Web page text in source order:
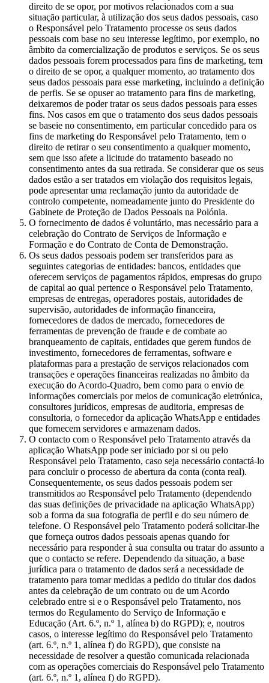
direito de se opor, por motivos relacionados com a sua
situação particular, à utilização dos seus dados pessoais, caso
o Responsável pelo Tratamento processe os seus dados
pessoais com base no seu interesse legítimo, por exemplo, no
âmbito da comercialização de produtos e serviços. Se os seus
dados pessoais forem processados para fins de marketing, tem
o direito de se opor, a qualquer momento, ao tratamento dos
seus dados pessoais para esse marketing, incluindo a definição
de perfis. Se se opuser ao tratamento para fins de marketing,
deixaremos de poder tratar os seus dados pessoais para esses
fins. Nos casos em que o tratamento dos seus dados pessoais
se baseie no consentimento, em particular concedido para os
fins de marketing do Responsável pelo Tratamento, tem o
direito de retirar o seu consentimento a qualquer momento,
sem que isso afete a licitude do tratamento baseado no
consentimento antes da sua retirada. Se considerar que os seus
dados estão a ser tratados em violação dos requisitos legais,
pode apresentar uma reclamação junto da autoridade de
controlo competente, nomeadamente junto do Presidente do
Gabinete de Proteção de Dados Pessoais na Polónia.
O fornecimento de dados é voluntário, mas necessário para a
celebração do Contrato de Serviços de Informação e
Formação e do Contrato de Conta de Demonstração.
Os seus dados pessoais podem ser transferidos para as
seguintes categorias de entidades: bancos, entidades que
oferecem serviços de pagamentos rápidos, empresas do grupo
de capital ao qual pertence o Responsável pelo Tratamento,
empresas de entregas, operadores postais, autoridades de
supervisão, autoridades de informação financeira,
fornecedores de dados de mercado, fornecedores de
ferramentas de prevenção de fraude e de combate ao
branqueamento de capitais, entidades que gerem fundos de
investimento, fornecedores de ferramentas, software e
plataformas para a prestação de serviços relacionados com
transações e operações financeiras realizadas no âmbito da
execução do Acordo-Quadro, bem como para o envio de
informações comerciais por meios de comunicação eletrónica,
consultores jurídicos, empresas de auditoria, empresas de
consultoria, o fornecedor da aplicação WhatsApp e entidades
que fornecem servidores e armazenam dados.
O contacto com o Responsável pelo Tratamento através da
aplicação WhatsApp pode ser iniciado por si ou pelo
Responsável pelo Tratamento, caso seja necessário contactá-lo
para concluir o processo de abertura da conta (conta real).
Consequentemente, os seus dados pessoais podem ser
transmitidos ao Responsável pelo Tratamento (dependendo
das suas definições de privacidade na aplicação WhatsApp)
sob a forma da sua fotografia de perfil e do seu número de
telefone. O Responsável pelo Tratamento poderá solicitar-lhe
que forneça outros dados pessoais apenas quando for
necessário para responder à sua consulta ou tratar do assunto a
que o contacto se refere. Dependendo da situação, a base
jurídica para o tratamento de dados será a necessidade de
tratamento para tomar medidas a pedido do titular dos dados
antes da celebração de um contrato ou de um Acordo
celebrado entre si e o Responsável pelo Tratamento, nos
termos do Regulamento do Serviço de Informação e
Educação (Art. 6.º, n.º 1, alínea b) do RGPD); e, noutros
casos, o interesse legítimo do Responsável pelo Tratamento
(art. 6.º, n.º 1, alínea f) do RGPD), que consiste na
necessidade de resolver a questão comunicada relacionada
com as operações comerciais do Responsável pelo Tratamento
(art. 6.º, n.º 1, alínea f) do RGPD).